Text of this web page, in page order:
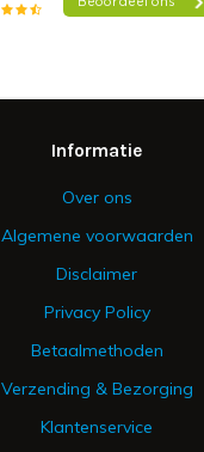
Informatie
Over ons
Algemene voorwaarden
Disclaimer
Privacy Policy
Betaalmethoden
Verzending & Bezorging
Klantenservice